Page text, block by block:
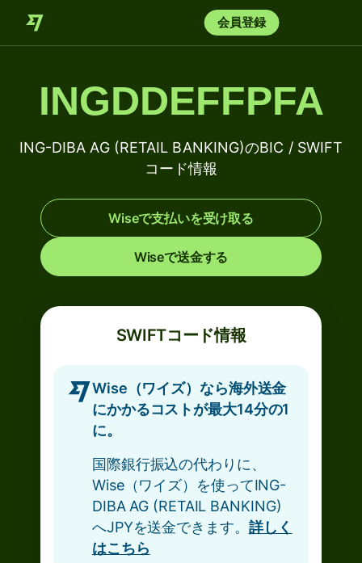
会員登録
INGDDEFFPFA
ING-DIBA AG (RETAIL BANKING)のBIC / SWIFT
コード情報
Wiseで支払いを受け取る
Wiseで送金する
SWIFTコード情報
Wise（ワイズ）なら海外送金
にかかるコストが最大14分の1
に。
国際銀行振込の代わりに、
Wise（ワイズ）を使ってING-
DIBA AG (RETAIL BANKING)
へJPYを送金できます。 詳しく
はこちら